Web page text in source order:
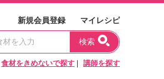
新規会員登録 マイレシピ
検索
食材をきめないで探す 講師を探す